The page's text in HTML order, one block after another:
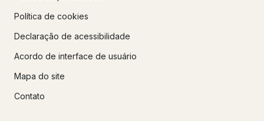
Política de cookies
Declaração de acessibilidade
Acordo de interface de usuário
Mapa do site
Contato